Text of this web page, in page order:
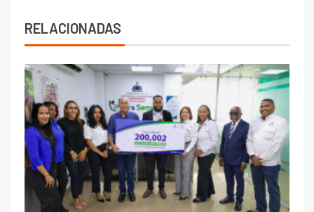
RELACIONADAS